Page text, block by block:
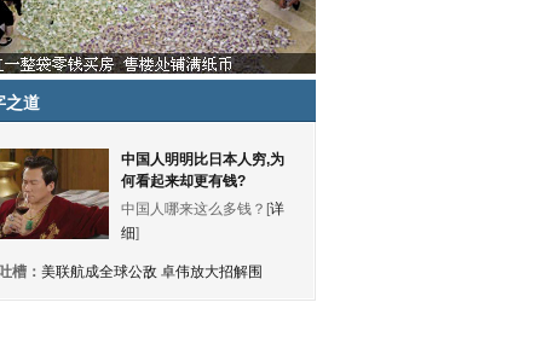
之道
中国人明明比日本人穷,为
何看起来却更有钱?
中国人哪来这么多钱？[详
细]
槽： 美联航成全球公敌 卓伟放大招解围